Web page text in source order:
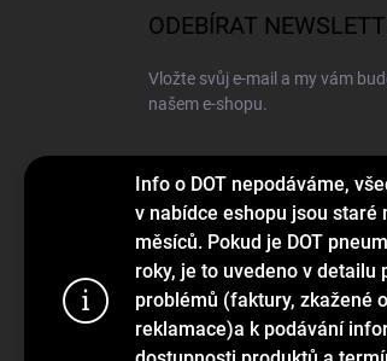
Info o DOT nepodáváme,
v nabídce eshopu jsou staré
měsíců. Pokud je DOT
roky, je to uvedeno v detailu
problémů (faktury, zkažené
reklamace)a k podávání
ODEBÍRAT
Vložte svůj e-mail a my vám
našem e-shopu.
E-MAIL
Vložením e-mailu souhlasíte s
Přihlásit se